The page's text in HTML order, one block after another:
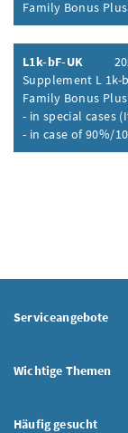
Family Bonus
Inhalt aufklappen
L1k-bF-UK
Supplement L 1k-
Family Bonus
- in special cases
- in case of 90%/
Inhalt aufklappen
Serviceangebote
Wichtige Themen
Häufig gesucht